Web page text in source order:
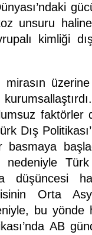
unsuru
kimliği
üzerine
Dış
nedeniyle
düşüncesi
Orta
bu yönde
AB